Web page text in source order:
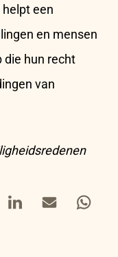
een
en mensen
die hun recht
van
LinkedInMail